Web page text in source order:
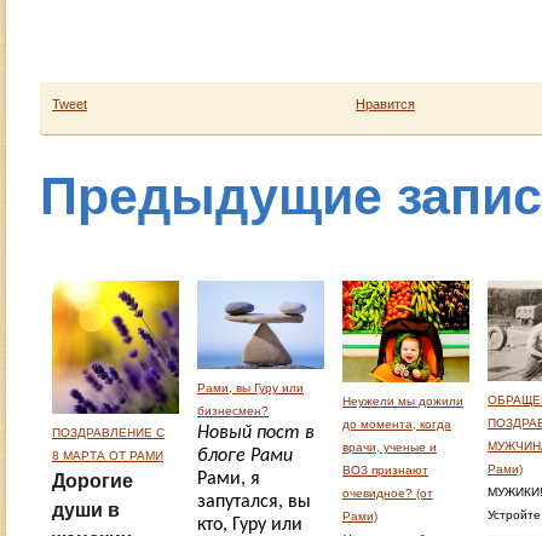
Tweet Нравится
Предыдущие
ПОЗДРАВЛЕНИЕ С
8 МАРТА ОТ РАМИ
Дорогие
души в
Рами, вы Гуру или
бизнесмен?
Новый пост в
блоге Рами
Рами, я
запутался, вы
кто, Гуру или
Неужели мы дожили
до момента, когда
врачи, ученые и
ВОЗ признают
очевидное? (от
Рами)
Рами)
МУЖИКИ!